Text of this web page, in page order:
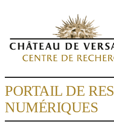
PORTAIL DE
NUMÉRIQUES